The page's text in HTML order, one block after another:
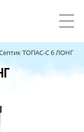
ТОПАС-С 6 ЛОНГ